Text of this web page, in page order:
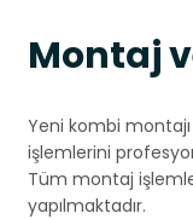
Montaj
Yeni kombi
işlemlerini
Tüm montaj
yapılmaktadır.